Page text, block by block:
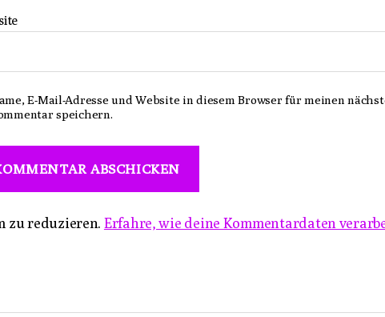
E-Mail-Adresse und Website in diesem Browser für meinen
speichern.
zu reduzieren. Erfahre, wie deine Kommentardaten